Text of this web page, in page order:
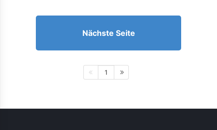
Nächste Seite
1